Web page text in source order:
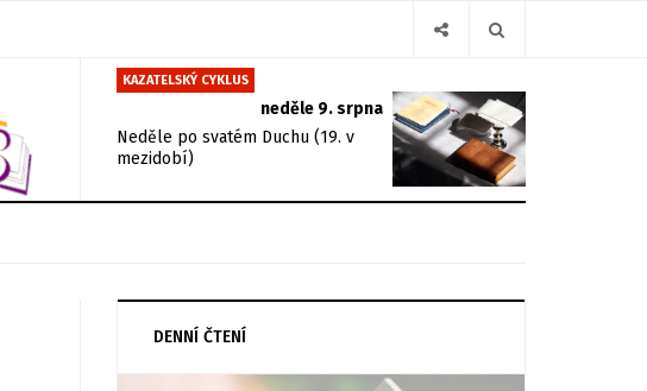
KAZATELSKÝ CYKLUS
neděle 9. srpna
Neděle po svatém Duchu (19. v
mezidobí)
DENNÍ ČTENÍ